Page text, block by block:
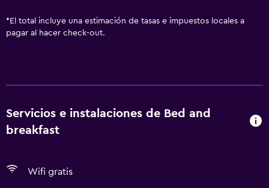
* El total incluye una estimación de tasas e impuestos locales a
pagar al hacer check-out.
Servicios e instalaciones de Bed and
breakfast
Wifi gratis